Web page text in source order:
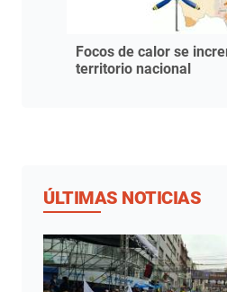
Focos de calor se
territorio nacional
ÚLTIMAS NOTICIAS